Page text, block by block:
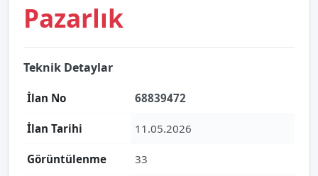
Pazarlık
Teknik Detaylar
İlan No 68839472
İlan Tarihi 11.05.2026
Görüntülenme 33